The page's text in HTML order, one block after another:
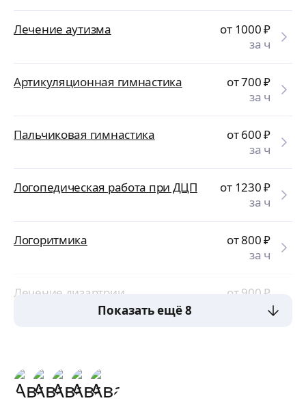
Лечение аутизма от 1000₽
за ч
Артикуляционная гимнастика от 700₽
за ч
Пальчиковая гимнастика от 600₽
за ч
Логопедическая работа при ДЦП от 1230₽
за ч
Логоритмика от 800₽
за ч
Лечение дизартрии от 900₽
за ч
Показать ещё 8